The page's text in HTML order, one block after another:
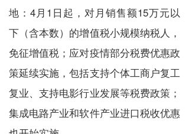
地： 4月 1 日起，对月销售额15万元以
下（含本数）的增值税小规模纳税人，
免征增值税；应对疫情部分税费优惠政
策延续实施，包括支持个体工商户复工
复业、支持电影行业发展等税费政策；
集成电路产业和软件产业进口税收优惠